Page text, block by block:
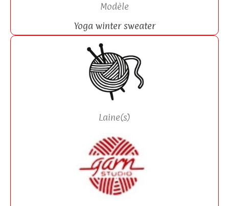
Modèle
Yoga winter sweater
Laine(s)